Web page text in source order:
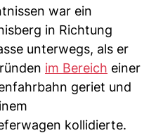
war ein
in Richtung
unterwegs, als er
im Bereich einer
geriet und
kollidierte.